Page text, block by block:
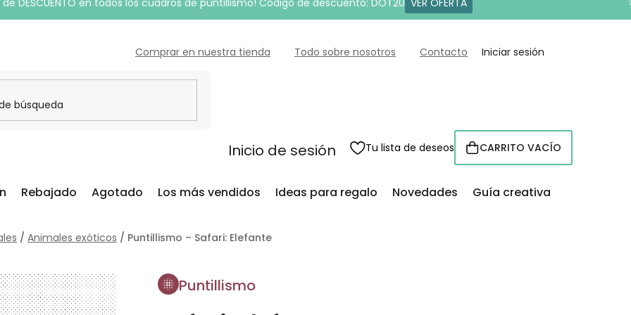
de DESCUENTO en todos los cuadros de puntillismo! Código de descuento: DOT20 VER OFERTA
Comprar en nuestra tienda Todo sobre nosotros Contacto Iniciar sesión
Inicio de sesión Tu lista de deseos CESTA
CARRITO VACÍO
Rebajado Agotado Los más vendidos Ideas para regalo Novedades Guía creativa
/ Animales exóticos / Puntillismo – Safari: Elefante
Puntillismo